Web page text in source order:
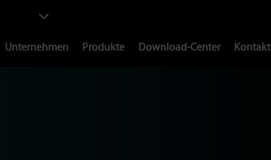
Unternehmen Produkte Download-Center Kontakt